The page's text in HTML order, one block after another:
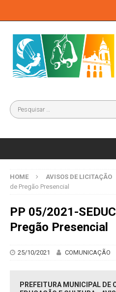
HOME AVISOS DE LICITAÇÃO
de Pregão Presencial
PP 05/2021-
Pregão Presencial
25/10/2021 COMUNICAÇÃO
PREFEITURA MUNICIPAL DE